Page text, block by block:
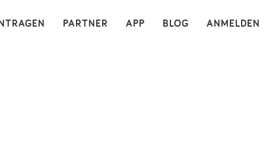
ANMELDEN
BLOG
APP
PARTNER ×